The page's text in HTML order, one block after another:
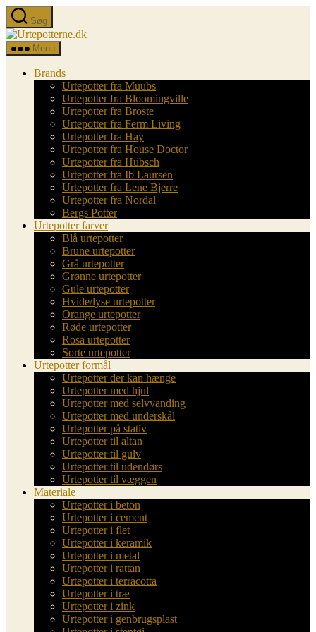
Spring
til
indholdet
Søg
Urtepotterne.dk
Menu
Brands
Urtepotter fra Muubs
Urtepotter fra Bloomingville
Urtepotter fra Broste
Urtepotter fra Ferm Living
Urtepotter fra Hay
Urtepotter fra House Doctor
Urtepotter fra Hübsch
Urtepotter fra Ib Laursen
Urtepotter fra Lene Bjerre
Urtepotter fra Nordal
Bergs Potter
Urtepotter farver
Blå urtepotter
Brune urtepotter
Grå urtepotter
Grønne urtepotter
Gule urtepotter
Hvide/lyse urtepotter
Orange urtepotter
Røde urtepotter
Rosa urtepotter
Sorte urtepotter
Urtepotter formål
Urtepotter der kan hænge
Urtepotter med hjul
Urtepotter med selvvanding
Urtepotter med underskål
Urtepotter på stativ
Urtepotter til altan
Urtepotter til gulv
Urtepotter til udendørs
Urtepotter til væggen
Materiale
Urtepotter i beton
Urtepotter i cement
Urtepotter i flet
Urtepotter i keramik
Urtepotter i metal
Urtepotter i rattan
Urtepotter i terracotta
Urtepotter i træ
Urtepotter i zink
Urtepotter i genbrugsplast